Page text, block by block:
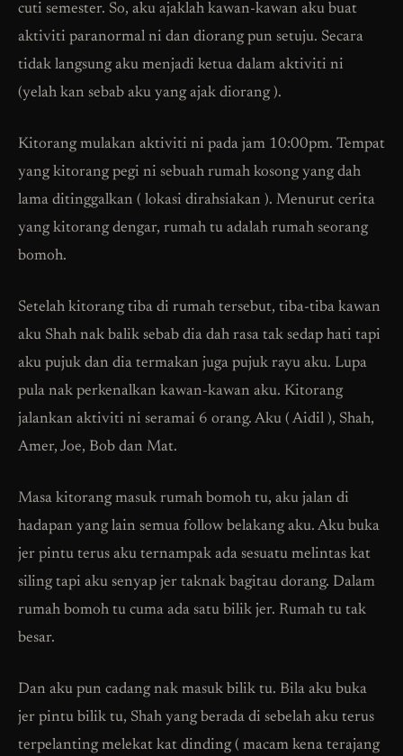
cuti semester. So, aku ajaklah kawan-kawan aku buat
aktiviti paranormal ni dan diorang pun setuju. Secara
tidak langsung aku menjadi ketua dalam aktiviti ni
(yelah kan sebab aku yang ajak diorang ).
Kitorang mulakan aktiviti ni pada jam 10:00pm. Tempat
yang kitorang pegi ni sebuah rumah kosong yang dah
lama ditinggalkan ( lokasi dirahsiakan ). Menurut cerita
yang kitorang dengar, rumah tu adalah rumah seorang
bomoh.
Setelah kitorang tiba di rumah tersebut, tiba-tiba kawan
aku Shah nak balik sebab dia dah rasa tak sedap hati tapi
aku pujuk dan dia termakan juga pujuk rayu aku. Lupa
pula nak perkenalkan kawan-kawan aku. Kitorang
jalankan aktiviti ni seramai 6 orang. Aku ( Aidil ), Shah,
Amer, Joe, Bob dan Mat.
Masa kitorang masuk rumah bomoh tu, aku jalan di
hadapan yang lain semua follow belakang aku. Aku buka
jer pintu terus aku ternampak ada sesuatu melintas kat
siling tapi aku senyap jer taknak bagitau dorang. Dalam
rumah bomoh tu cuma ada satu bilik jer. Rumah tu tak
besar.
Dan aku pun cadang nak masuk bilik tu. Bila aku buka
jer pintu bilik tu, Shah yang berada di sebelah aku terus
terpelanting melekat kat dinding ( macam kena terajang